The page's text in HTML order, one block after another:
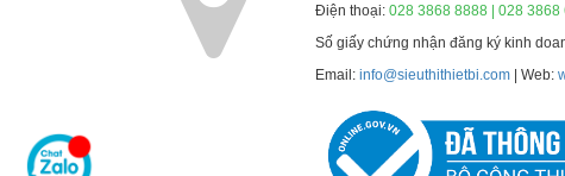
Điện thoại:028 3868 8888 | 028
Số giấy chứng nhận đăng ký kinh
Email:info@sieuthithietbi.com | Web: